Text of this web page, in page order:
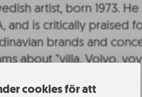
cookies för att
artist, born 1973.
and is critically praised
brands and
about ”villa, Volvo,